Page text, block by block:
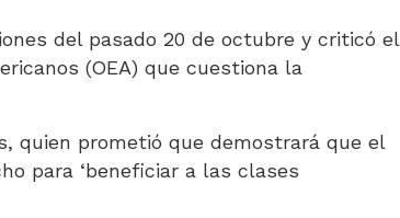
del pasado 20 de octubre y criticó el
(OEA) que cuestiona la
quien prometió que demostrará que el
para ‘beneficiar a las clases